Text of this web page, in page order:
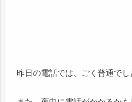
昨日の電話では、ごく普通でし